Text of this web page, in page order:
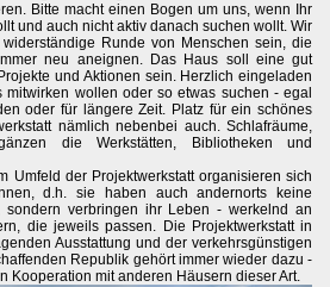
Bitte macht einen Bogen um uns, wenn Ihr
und auch nicht aktiv danach suchen wollt. Wir
Runde von Menschen sein, die
neu aneignen. Das Haus soll eine gut
und Aktionen sein. Herzlich eingeladen
wollen oder so etwas suchen - egal
oder für längere Zeit. Platz für ein schönes
nämlich nebenbei auch. Schlafräume,
die Werkstätten, Bibliotheken und
Umfeld der Projektwerkstatt organisieren sich
d.h. sie haben auch andernorts keine
sondern verbringen ihr Leben - werkelnd an
die jeweils passen. Die Projektwerkstatt in
Ausstattung und der verkehrsgünstigen
Republik gehört immer wieder dazu -
Kooperation mit anderen Häusern dieser Art.